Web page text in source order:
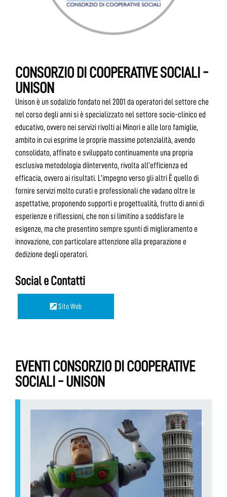
CONSORZIO DI COOPERATIVE SOCIALI -
UNISON
Unison è un sodalizio fondato nel 2001 da operatori del settore che
nel corso degli anni si è specializzato nel settore socio-clinico ed
educativo, ovvero nei servizi rivolti ai Minori e alle loro famiglie,
ambito in cui esprime le proprie massime potenzialità, avendo
consolidato, affinato e sviluppato continuamente una propria
esclusiva metodologia díintervento, rivolta all’efficienza ed
efficacia, ovvero ai risultati. L’impegno verso gli altri Ë quello di
fornire servizi molto curati e professionali che vadano oltre le
aspettative, proponendo supporti e progettualità, frutto di anni di
esperienze e riflessioni, che non si limitino a soddisfare le
esigenze, ma che presentino sempre spunti di miglioramento e
innovazione, con particolare attenzione alla preparazione e
dedizione degli operatori.
Social e Contatti
Sito Web
EVENTI CONSORZIO DI COOPERATIVE
SOCIALI - UNISON